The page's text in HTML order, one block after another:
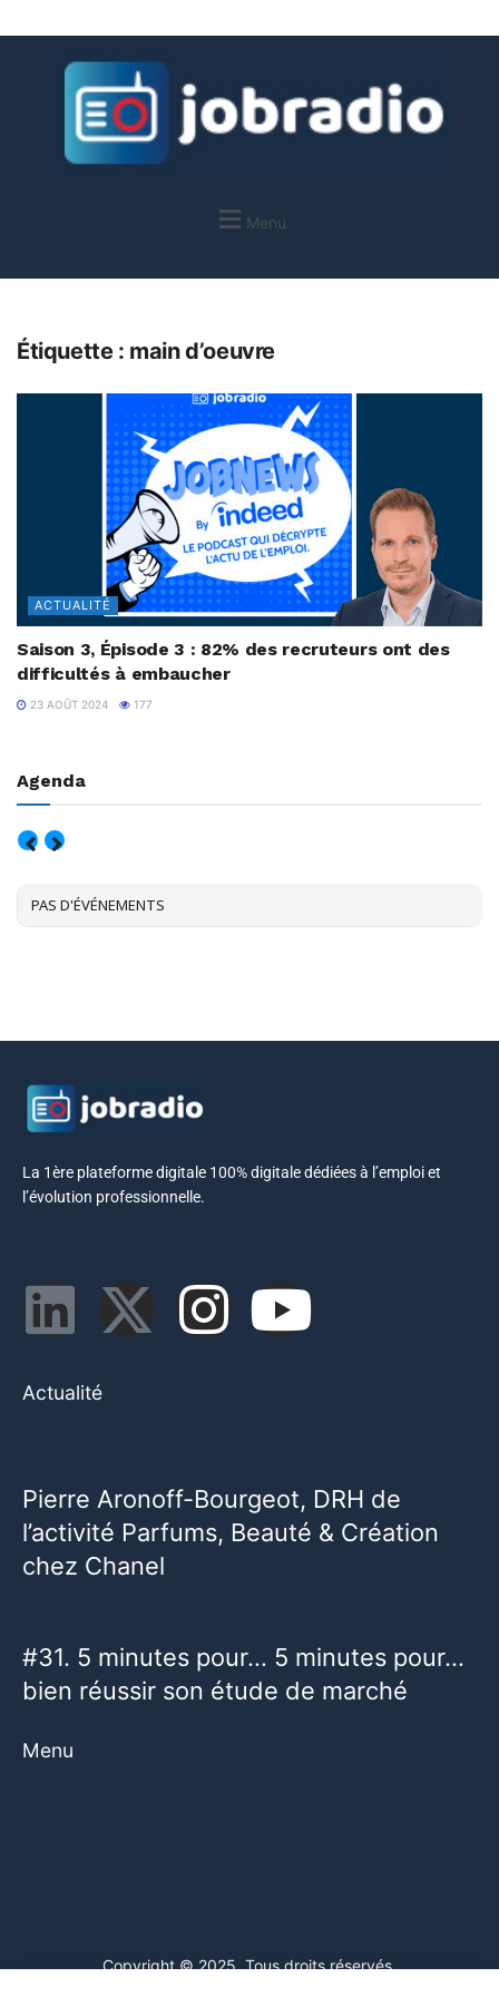
Menu
Étiquette : main d’oeuvre
ACTUALITÉ
Saison 3, Épisode 3 : 82% des recruteurs ont des
difficultés à embaucher
23 AOÛT 2024 177
Agenda
PAS D'ÉVÉNEMENTS
La 1ère plateforme digitale 100% digitale dédiées à l’emploi et
l’évolution professionnelle.
Actualité
Pierre Aronoff-Bourgeot, DRH de
l’activité Parfums, Beauté & Création
chez Chanel
#31. 5 minutes pour… 5 minutes pour…
bien réussir son étude de marché
Menu
Copyright © 2025. Tous droits réservés.